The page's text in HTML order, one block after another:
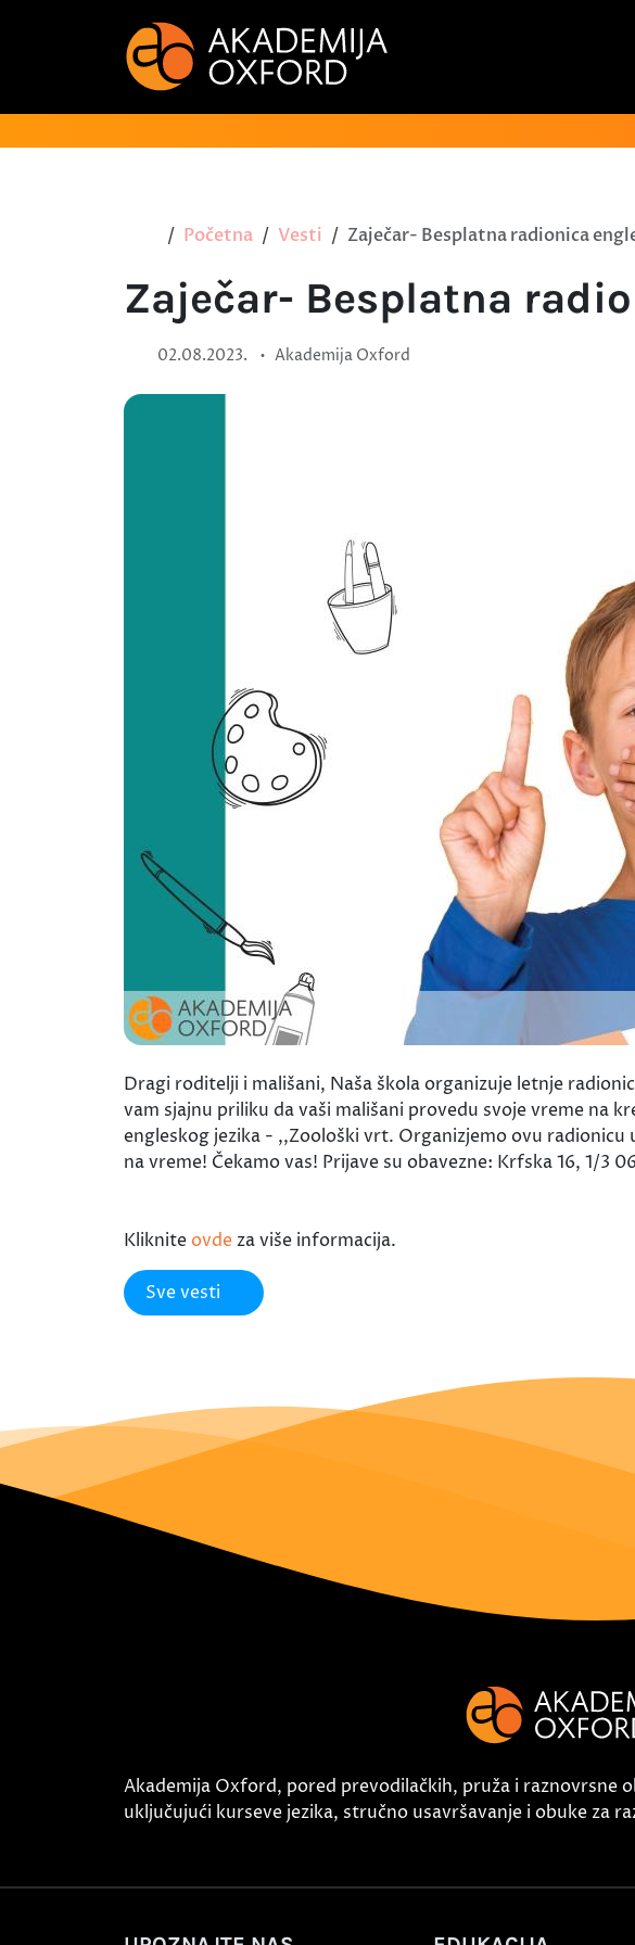
Početna Vesti Zaječar- Besplatna radionica
Zaječar- Besplatna
02.08.2023. • Akademija Oxford
Dragi roditelji i mališani, Naša škola organizuje letnje
vam sjajnu priliku da vaši mališani provedu svoje vreme na
engleskog jezika - ,,Zoološki vrt. Organizjemo ovu
na vreme! Čekamo vas! Prijave su obavezne: Krfska 16, 1/3
Kliknite ovde za više informacija.
Sve vesti
Akademija Oxford, pored prevodilačkih, pruža i raznovrsne
uključujući kurseve jezika, stručno usavršavanje i obuke za